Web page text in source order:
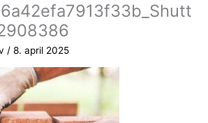
/8. april 2025